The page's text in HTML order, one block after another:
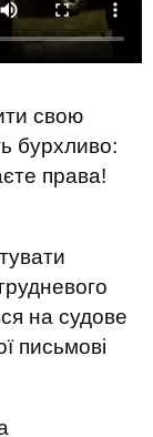
свою
бурхливо:
права!
на судове
письмові